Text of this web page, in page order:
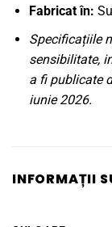
Fabricat în:
Specificațiile
sensibilitate,
a fi publicate
iunie 2026.
INFORMAȚII